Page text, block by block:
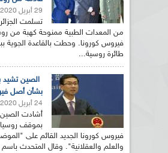
29 أبريل 2020
تسلمت
من المعدات الطبية ممنوحة كهبة من
فيروس كورونا. وحطت بالقاعدة الجوية
طائرة روسية...
الصين
بشأن أصل
24 أبريل 2020
أشادت
بموقف
فيروس كورونا الجديد القائم على
والعلم والعقلانية". وقال المتحدث باسم